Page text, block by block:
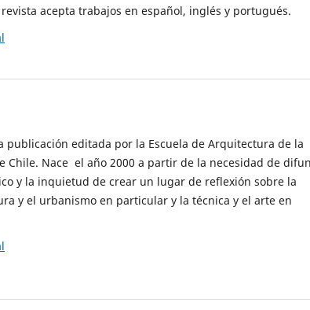
acepta trabajos en español, inglés y portugués.
publicación editada por la Escuela de Arquitectura de la
Chile. Nace el año 2000 a partir de la necesidad de
y la inquietud de crear un lugar de reflexión sobre la
y el urbanismo en particular y la técnica y el arte en